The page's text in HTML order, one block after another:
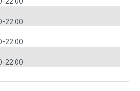
22:00
22:00
22:00